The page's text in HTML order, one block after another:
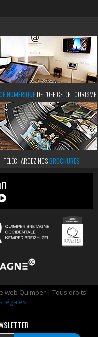
NUMÉRIQUE DE L'OFFICE DE TOURISME
TÉLÉCHARGEZ NOSBROCHURES
web Quimper | Tous droits
légales